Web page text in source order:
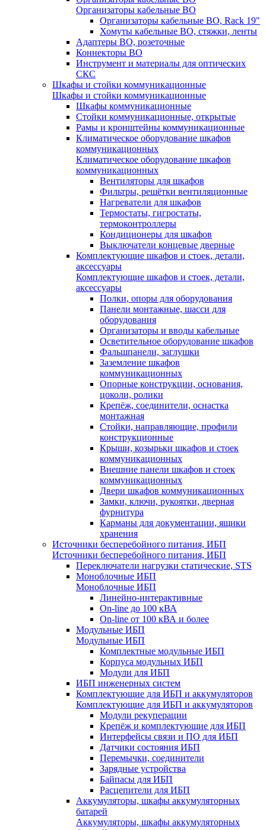
Организаторы кабельные ВО
Организаторы кабельные ВО, Rack 19"
Хомуты кабельные ВО, стяжки, ленты
Адаптеры ВО, розеточные
Коннекторы ВО
Инструмент и материалы для оптических
СКС
Шкафы и стойки коммуникационные
Шкафы и стойки коммуникационные
Шкафы коммуникационные
Стойки коммуникационные, открытые
Рамы и кронштейны коммуникационные
Климатическое оборудование шкафов
коммуникационных
Климатическое оборудование шкафов
коммуникационных
Вентиляторы для шкафов
Фильтры, решётки вентиляционные
Нагреватели для шкафов
Термостаты, гигростаты,
термоконтроллеры
Кондиционеры для шкафов
Выключатели концевые дверные
Комплектующие шкафов и стоек, детали,
аксессуары
Комплектующие шкафов и стоек, детали,
аксессуары
Полки, опоры для оборудования
Панели монтажные, шасси для
оборудования
Организаторы и вводы кабельные
Осветительное оборудование шкафов
Фальшпанели, заглушки
Заземление шкафов
коммуникационных
Опорные конструкции, основания,
цоколи, ролики
Крепёж, соединители, оснастка
монтажная
Стойки, направляющие, профили
конструкционные
Крыши, козырьки шкафов и стоек
коммуникационных
Внешние панели шкафов и стоек
коммуникационных
Двери шкафов коммуникационных
Замки, ключи, рукоятки, дверная
фурнитура
Карманы для документации, ящики
хранения
Источники бесперебойного питания, ИБП
Источники бесперебойного питания, ИБП
Переключатели нагрузки статические, STS
Моноблочные ИБП
Моноблочные ИБП
Линейно-интерактивные
On-line до 100 кВА
On-line от 100 кВА и более
Модульные ИБП
Модульные ИБП
Комплектные модульные ИБП
Корпуса модульных ИБП
Модули для ИБП
ИБП инженерных систем
Комплектующие для ИБП и аккумуляторов
Комплектующие для ИБП и аккумуляторов
Модули рекуперации
Крепёж и комплектующие для ИБП
Интерфейсы связи и ПО для ИБП
Датчики состояния ИБП
Перемычки, соединители
Зарядные устройства
Байпасы для ИБП
Расцепители для ИБП
Аккумуляторы, шкафы аккумуляторных
батарей
Аккумуляторы, шкафы аккумуляторных